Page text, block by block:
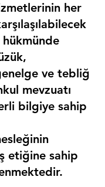
her
ve tebliğ
mevzuatı
bilgiye sahip
etiğine sahip